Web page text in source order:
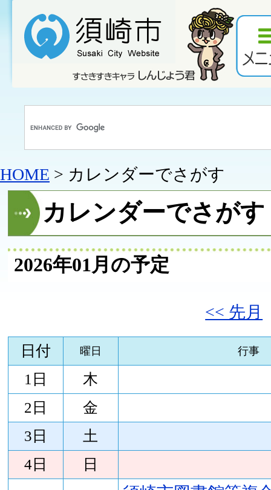
HOME > カレンダーでさがす
カレンダーでさがす
2026年01月の予定
<< 先月
日付 曜日 行事
1日
木
2日
金
3日
土
4日
日